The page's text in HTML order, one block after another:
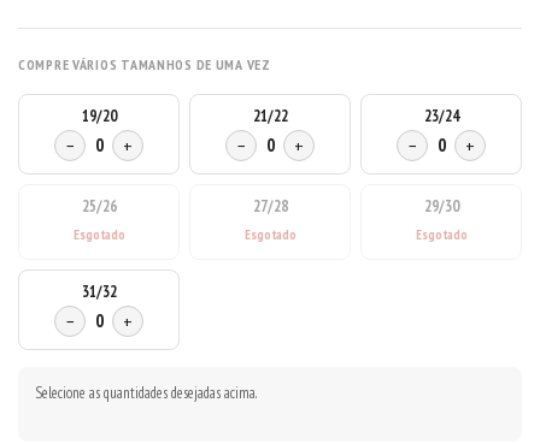
COMPRE VÁRIOS TAMANHOS DE UMA VEZ
19/20
− 0 +
21/22
− 0 +
23/24
− 0 +
25/26 27/28 29/30
31/32
− 0 +
Selecione as quantidades desejadas acima.